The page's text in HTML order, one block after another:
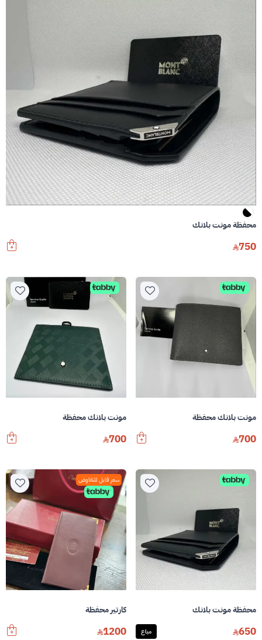
محفظة مونت بلانك
750
مونت بلانك محفظة
700
مونت بلانك محفظة
700
محفظة مونت بلانك
650 مباع
سعر قابل للتفاوض
كارتير محفظة
1200